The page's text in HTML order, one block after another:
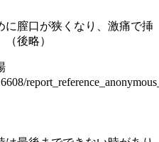
に膣口が狭くなり、激痛で挿
後略）